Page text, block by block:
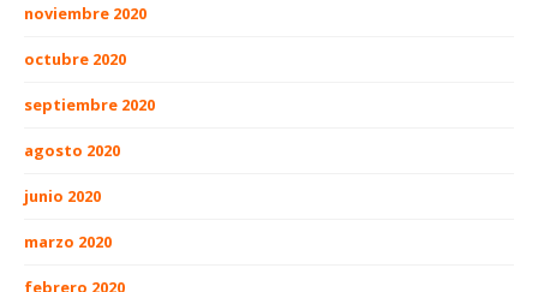
noviembre 2020
octubre 2020
septiembre 2020
agosto 2020
junio 2020
marzo 2020
febrero 2020